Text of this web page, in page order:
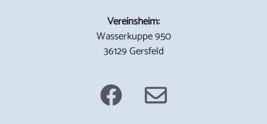
Vereinsheim:
Wasserkuppe 950
36129 Gersfeld